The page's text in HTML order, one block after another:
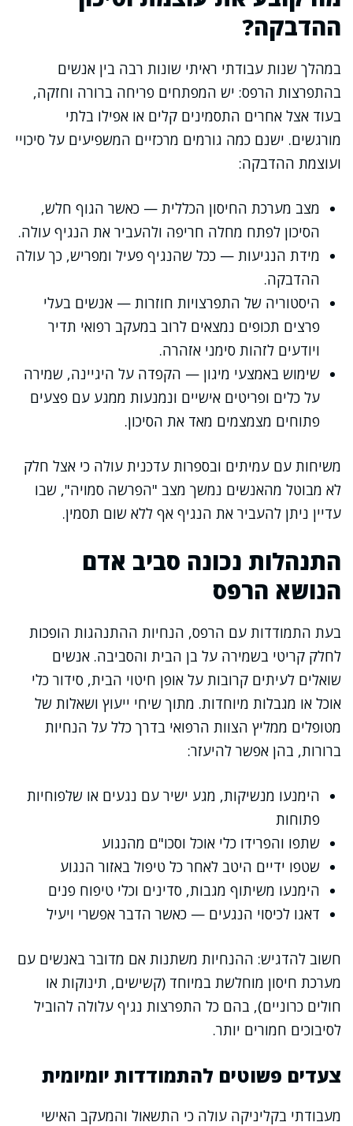
ההדבקה?
במהלך שנות עבודתי ראיתי שונות רבה בין אנשים
בהתפרצות הרפס: יש המפתחים פריחה ברורה וחזקה,
בעוד אצל אחרים התסמינים קלים או אפילו בלתי
מורגשים. ישנם כמה גורמים מרכזיים המשפיעים על סיכויי
ועוצמת ההדבקה:
מצב מערכת החיסון הכללית — כאשר הגוף חלש,
הסיכון לפתח מחלה חריפה ולהעביר את הנגיף עולה.
מידת הנגיעות — ככל שהנגיף פעיל ומפריש, כך עולה
ההדבקה.
היסטוריה של התפרצויות חוזרות — אנשים בעלי
פרצים תכופים נמצאים לרוב במעקב רפואי תדיר
ויודעים לזהות סימני אזהרה.
שימוש באמצעי מיגון — הקפדה על היגיינה, שמירה
על כלים ופריטים אישיים ונמנעות ממגע עם פצעים
פתוחים מצמצמים מאד את הסיכון.
משיחות עם עמיתים ובספרות עדכנית עולה כי אצל חלק
לא מבוטל מהאנשים נמשך מצב "הפרשה סמויה", שבו
עדיין ניתן להעביר את הנגיף אף ללא שום תסמין.
התנהלות נכונה סביב אדם
הנושא הרפס
בעת התמודדות עם הרפס, הנחיות ההתנהגות הופכות
לחלק קריטי בשמירה על בן הבית והסביבה. אנשים
שואלים לעיתים קרובות על אופן חיטוי הבית, סידור כלי
אוכל או מגבלות מיוחדות. מתוך שיחי ייעוץ ושאלות של
מטופלים ממליץ הצוות הרפואי בדרך כלל על הנחיות
ברורות, בהן אפשר להיעזר:
הימנעו מנשיקות, מגע ישיר עם נגעים או שלפוחיות
פתוחות
שתפו והפרידו כלי אוכל וסכו"ם מהנגוע
שטפו ידיים היטב לאחר כל טיפול באזור הנגוע
הימנעו משיתוף מגבות, סדינים וכלי טיפוח פנים
דאגו לכיסוי הנגעים — כאשר הדבר אפשרי ויעיל
חשוב להדגיש: ההנחיות משתנות אם מדובר באנשים עם
מערכת חיסון מוחלשת במיוחד (קשישים, תינוקות או
חולים כרוניים), בהם כל התפרצות נגיף עלולה להוביל
לסיבוכים חמורים יותר.
צעדים פשוטים להתמודדות יומיומית
מעבודתי בקליניקה עולה כי התשאול והמעקב האישי